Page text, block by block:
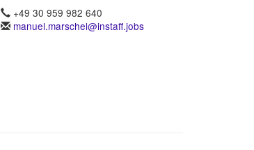
+49 30 959 982 640
manuel.marschel@instaff.jobs